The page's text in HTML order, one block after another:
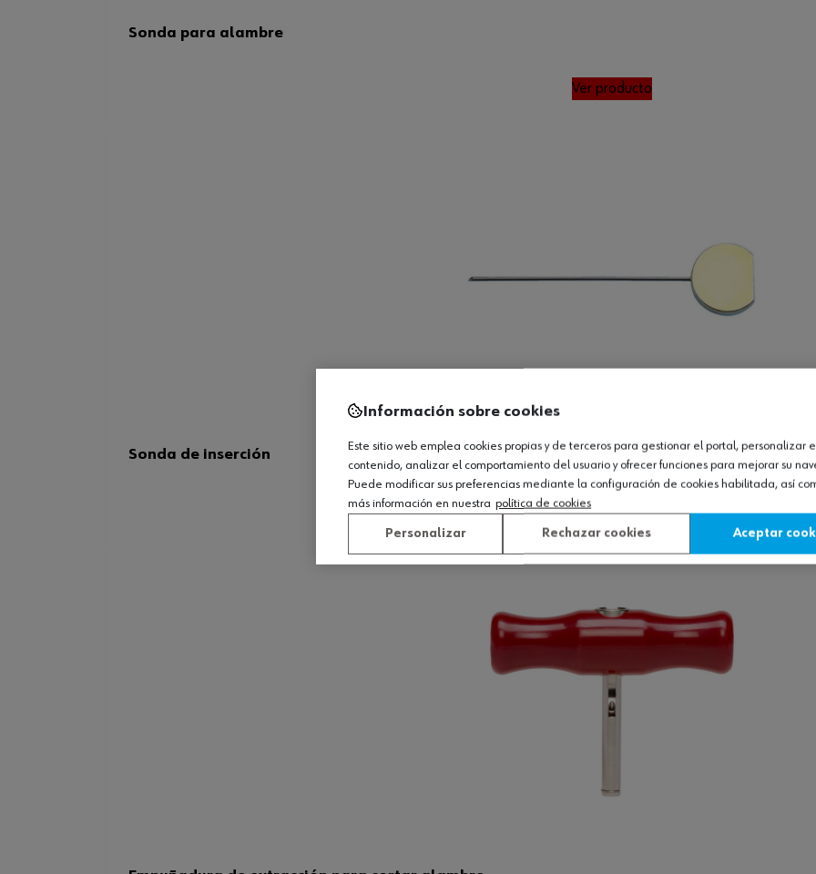
Sonda para alambre
Ver producto
Sonda de inserción
Ver producto
Información sobre cookies
Este sitio web emplea cookies propias y de terceros para gestionar el portal, personalizar
contenido, analizar el comportamiento del usuario y ofrecer funciones para mejorar su
Puede modificar sus preferencias mediante la configuración de cookies habilitada, así
más información en nuestra política de cookies
Personalizar Rechazar cookies Aceptar